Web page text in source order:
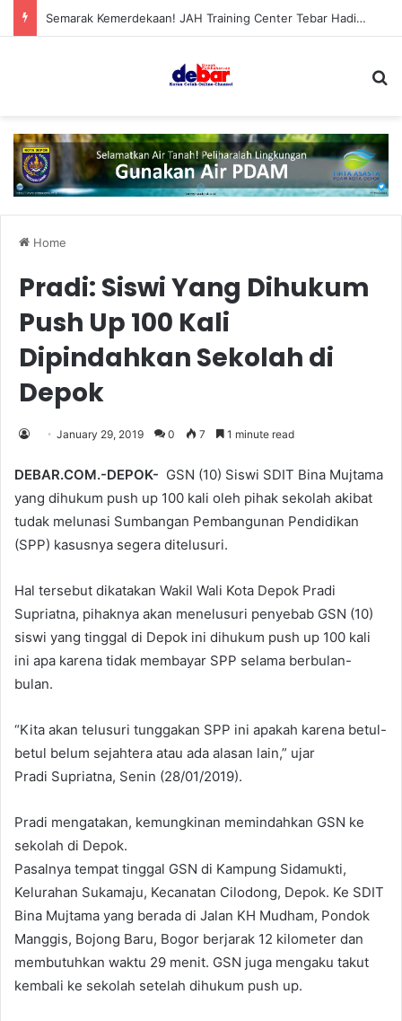
Semarak Kemerdekaan! JAH Training Center Tebar Hadiah Jutaan Rupiah
Home
Pradi: Siswi Yang Dihukum
Push Up 100 Kali
Dipindahkan Sekolah di
Depok
January 29, 2019 0 7 1 minute read
DEBAR.COM.-DEPOK- GSN (10) Siswi SDIT Bina Mujtama
yang dihukum push up 100 kali oleh pihak sekolah akibat
tudak melunasi Sumbangan Pembangunan Pendidikan
(SPP) kasusnya segera ditelusuri.
Hal tersebut dikatakan Wakil Wali Kota Depok Pradi
Supriatna, pihaknya akan menelusuri penyebab GSN (10)
siswi yang tinggal di Depok ini dihukum push up 100 kali
ini apa karena tidak membayar SPP selama berbulan-
bulan.
“Kita akan telusuri tunggakan SPP ini apakah karena betul-
betul belum sejahtera atau ada alasan lain,” ujar
Pradi Supriatna, Senin (28/01/2019).
Pradi mengatakan, kemungkinan memindahkan GSN ke
sekolah di Depok.
Pasalnya tempat tinggal GSN di Kampung Sidamukti,
Kelurahan Sukamaju, Kecanatan Cilodong, Depok. Ke SDIT
Bina Mujtama yang berada di Jalan KH Mudham, Pondok
Manggis, Bojong Baru, Bogor berjarak 12 kilometer dan
membutuhkan waktu 29 menit. GSN juga mengaku takut
kembali ke sekolah setelah dihukum push up.